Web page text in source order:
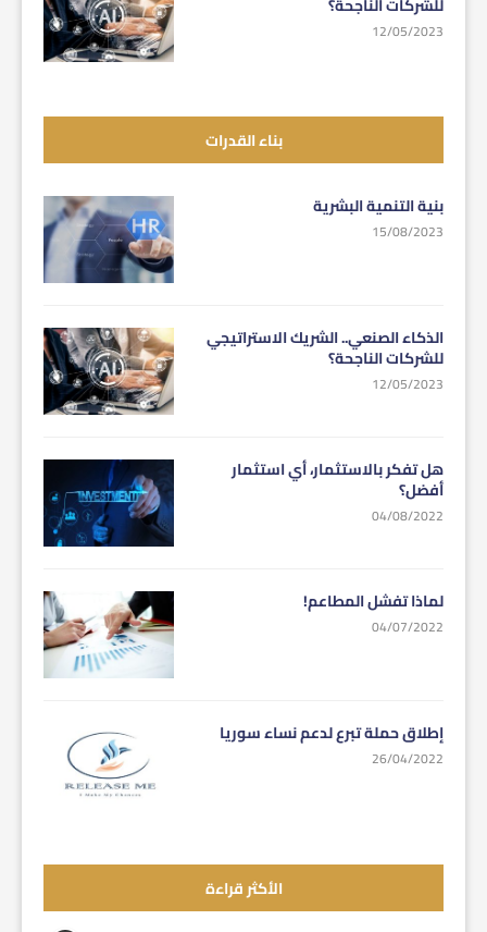
12/05/2023
بناء القدرات
بنية التنمية البشرية
15/08/2023
الذكاء الصنعي.. الشريك الاستراتيجي
للشركات الناجحة؟
12/05/2023
هل تفكر بالاستثمار، أي استثمار
أفضل؟
04/08/2022
لماذا تفشل المطاعم!
04/07/2022
إطلاق حملة تبرع لدعم نساء سوريا
26/04/2022
الأكثر قراءة